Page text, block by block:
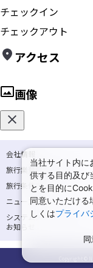
チェックイン
チェックアウト
アクセス
画像
会社情報
旅行業登録票・約款
旅行条件書
ニュースリリース
システムメンテナンスの
お知らせ
当社サイト内に
供する目的及び
とを目的に
同意いただける
しくはプライバ